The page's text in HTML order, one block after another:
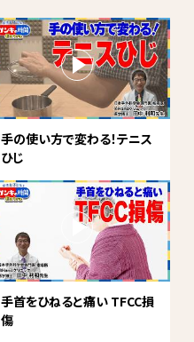
手の使い方で変わる！テニス
ひじ
手首をひねると痛い TFCC損
傷